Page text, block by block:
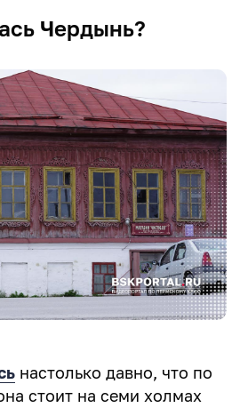
Чердынь?
настолько давно, что по
стоит на семи холмах